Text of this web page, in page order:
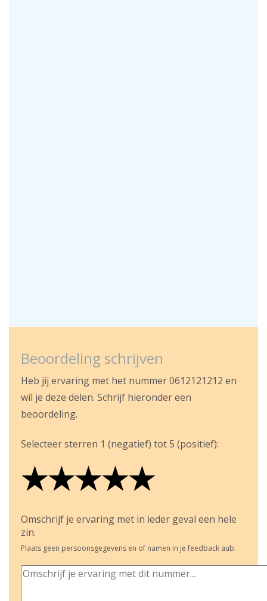
Beoordeling schrijven
Heb jij ervaring met het nummer 0612121212 en
wil je deze delen. Schrijf hieronder een
beoordeling.
Selecteer sterren 1 (negatief) tot 5 (positief):
★
★★
★★★
★★★★
★★★★★
Omschrijf je ervaring met in ieder geval een hele
zin.
Plaats geen persoonsgegevens en of namen in je feedback aub.